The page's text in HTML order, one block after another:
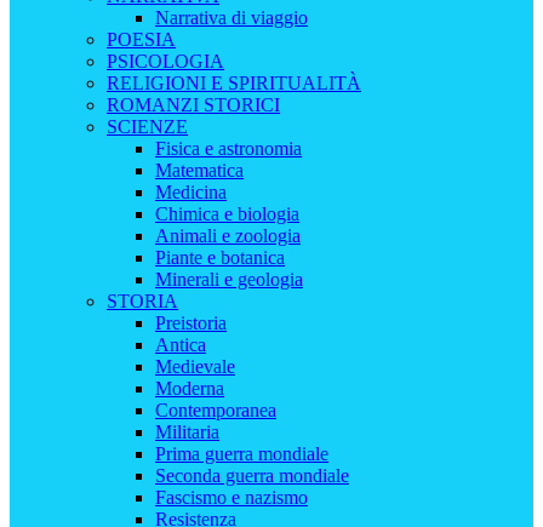
Narrativa di viaggio
POESIA
PSICOLOGIA
RELIGIONI E SPIRITUALITÀ
ROMANZI STORICI
SCIENZE
Fisica e astronomia
Matematica
Medicina
Chimica e biologia
Animali e zoologia
Piante e botanica
Minerali e geologia
STORIA
Preistoria
Antica
Medievale
Moderna
Contemporanea
Militaria
Prima guerra mondiale
Seconda guerra mondiale
Fascismo e nazismo
Resistenza